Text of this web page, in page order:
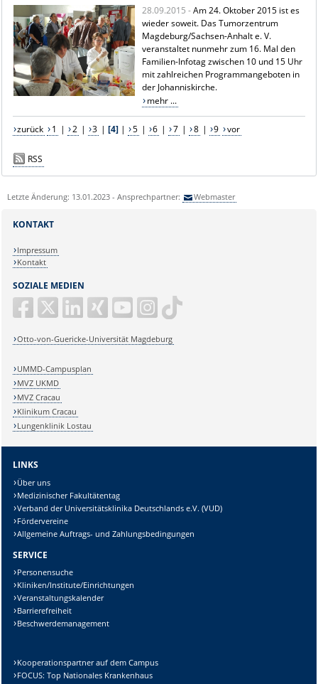
28.09.2015 -Am 24. Oktober 2015 ist es
wieder soweit. Das Tumorzentrum
Magdeburg/Sachsen-Anhalt e. V.
veranstaltet nunmehr zum 16. Mal den
Familien-Infotag zwischen 10 und 15 Uhr
mit zahlreichen Programmangeboten in
der Johanniskirche.
mehr ...
zurück 1 | 2 | 3 |[4] | 5 | 6 | 7 | 8 | 9 vor
RSS
Letzte Änderung: 13.01.2023 - Ansprechpartner: Webmaster
SOZIALE MEDIEN
Otto-von-Guericke-Universität Magdeburg
KONTAKT
Impressum
Kontakt
UMMD-Campusplan
MVZ UKMD
MVZ Cracau
Klinikum Cracau
Lungenklinik Lostau
LINKS
Über uns
Medizinischer Fakultätentag
Verband der Universitätsklinika Deutschlands e.V. (VUD)
Fördervereine
Allgemeine Auftrags- und Zahlungsbedingungen
SERVICE
Personensuche
Kliniken/Institute/Einrichtungen
Veranstaltungskalender
Barrierefreiheit
Beschwerdemanagement
Kooperationspartner auf dem Campus
FOCUS: Top Nationales Krankenhaus